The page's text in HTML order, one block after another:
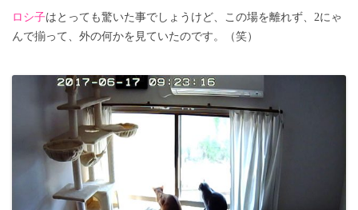
ロシ子はとっても驚いた事でしょうけど、この場を離れず、2にゃ
んで揃って、外の何かを見ていたのです。（笑）